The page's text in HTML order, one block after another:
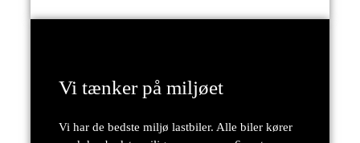
Vi tænker på miljøet
Vi har de bedste miljø lastbiler. Alle biler kører